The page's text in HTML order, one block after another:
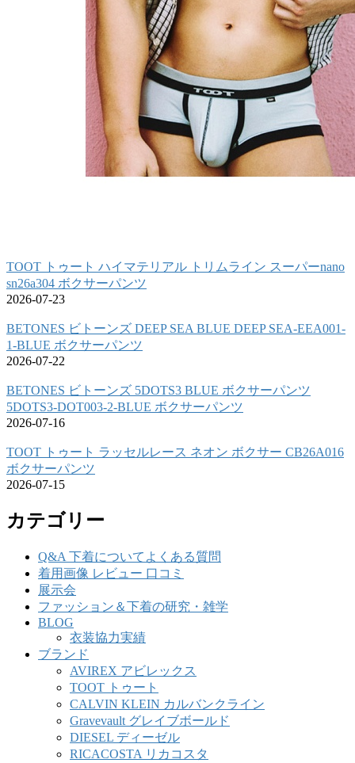
TOOT トゥート ハイマテリアル トリムライン スーパーnano
sn26a304 ボクサーパンツ
2026-07-23
BETONES ビトーンズ DEEP SEA BLUE DEEP SEA-EEA001-
1-BLUE ボクサーパンツ
2026-07-22
BETONES ビトーンズ 5DOTS3 BLUE ボクサーパンツ
5DOTS3-DOT003-2-BLUE ボクサーパンツ
2026-07-16
TOOT トゥート ラッセルレース ネオン ボクサー CB26A016
ボクサーパンツ
2026-07-15
カテゴリー
Q&A 下着についてよくある質問
着用画像 レビュー 口コミ
展示会
ファッション＆下着の研究・雑学
BLOG
衣装協力実績
ブランド
AVIREX アビレックス
TOOT トゥート
CALVIN KLEIN カルバンクライン
Gravevault グレイブボールド
DIESEL ディーゼル
RICACOSTA リカコスタ